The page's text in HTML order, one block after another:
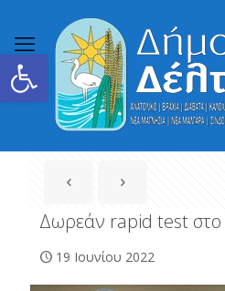
Ανοίξτε τη γραμμή εργαλείων
Δωρεάν rapid test
19 Ιουνίου 2022